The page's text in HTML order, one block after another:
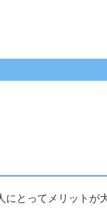
とってメリットが